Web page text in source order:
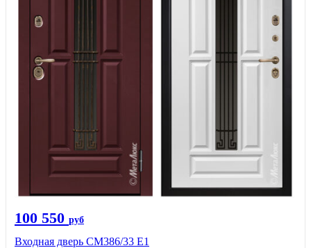
100 550 руб
Входная дверь СМ386/33 Е1